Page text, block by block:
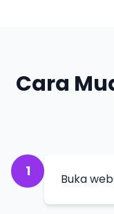
Cara
1 Buka